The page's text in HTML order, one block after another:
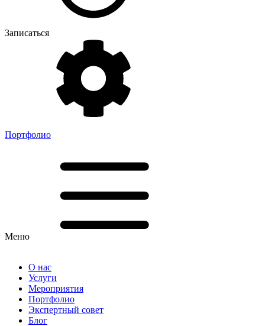
Записаться
Портфолио
Меню
О нас
Услуги
Мероприятия
Портфолио
Экспертный совет
Блог